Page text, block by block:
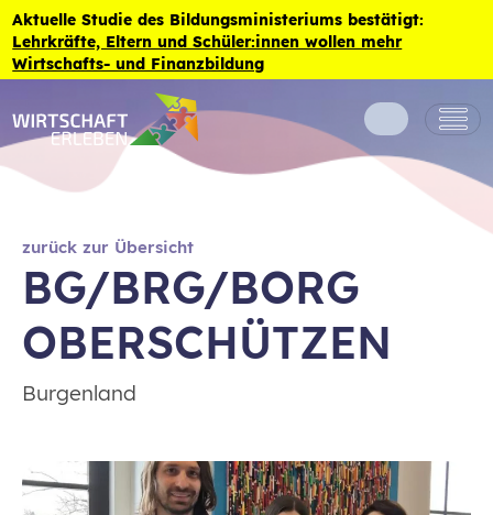
Zum Inhalt der Seite springen
Aktuelle Studie des Bildungsministeriums bestätigt:
Lehrkräfte, Eltern und Schüler:innen wollen mehr
Wirtschafts- und Finanzbildung
zurück zur Übersicht
BG/BRG/BORG
OBERSCHÜTZEN
Burgenland